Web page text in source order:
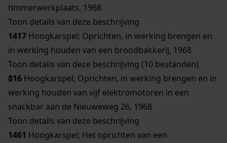
timmerwerkplaats, 1968
Toon details van deze beschrijving
1417 Hoogkarspel; Oprichten, in werking brengen en
in werking houden van een broodbakkerij, 1968
Toon details van deze beschrijving (10 bestanden)
816 Hoogkarspel; Oprichten, in werking brengen en in
werking houden van vijf elektromotoren in een
snackbar aan de Nieuweweg 26, 1968
Toon details van deze beschrijving
1461 Hoogkarspel; Het oprichten van een